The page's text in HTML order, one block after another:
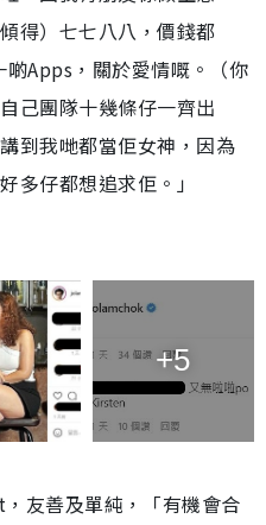
得）七七八八，價錢都
Apps，關於愛情嘅。（你
己團隊十幾條仔一齊出
到我哋都當佢女神，因為
多仔都想追求佢。」
+5
友善及單純，「有機會合